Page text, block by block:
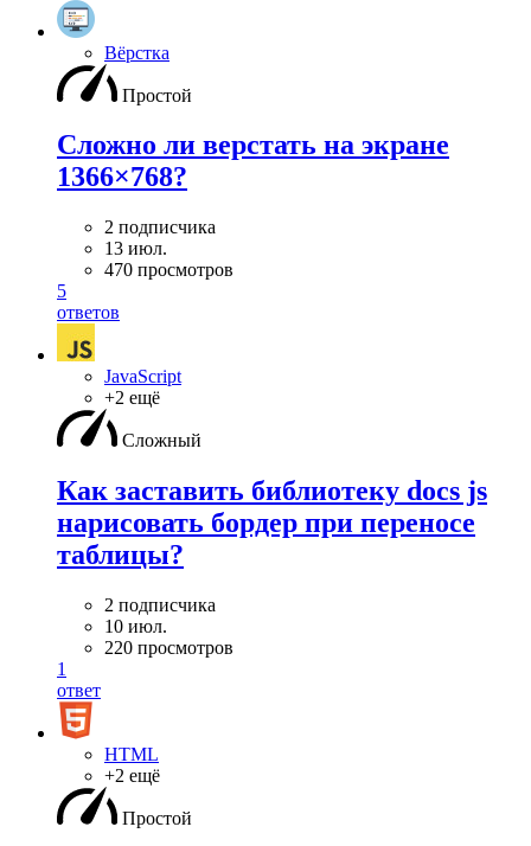
Вёрстка
Простой
Сложно ли верстать на экране
1366×768?
2 подписчика
13 июл.
470 просмотров
5
ответов
JavaScript
+2 ещё
Сложный
Как заставить библиотеку docs js
нарисовать бордер при переносе
таблицы?
2 подписчика
10 июл.
220 просмотров
1
ответ
HTML
+2 ещё
Простой